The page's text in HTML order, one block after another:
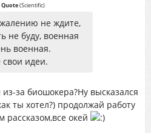
Quote(Scientific)
не ждите,
не буду, военная
военная.
свои идеи.
за биошокера?Ну высказался
ты хотел?) продолжай работу
окей